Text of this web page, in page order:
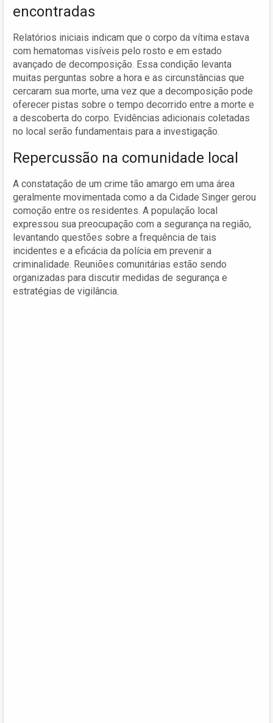
encontradas
Relatórios iniciais indicam que o corpo da vítima estava
com hematomas visíveis pelo rosto e em estado
avançado de decomposição. Essa condição levanta
muitas perguntas sobre a hora e as circunstâncias que
cercaram sua morte, uma vez que a decomposição pode
oferecer pistas sobre o tempo decorrido entre a morte e
a descoberta do corpo. Evidências adicionais coletadas
no local serão fundamentais para a investigação.
Repercussão na comunidade local
A constatação de um crime tão amargo em uma área
geralmente movimentada como a da Cidade Singer gerou
comoção entre os residentes. A população local
expressou sua preocupação com a segurança na região,
levantando questões sobre a frequência de tais
incidentes e a eficácia da polícia em prevenir a
criminalidade. Reuniões comunitárias estão sendo
organizadas para discutir medidas de segurança e
estratégias de vigilância.